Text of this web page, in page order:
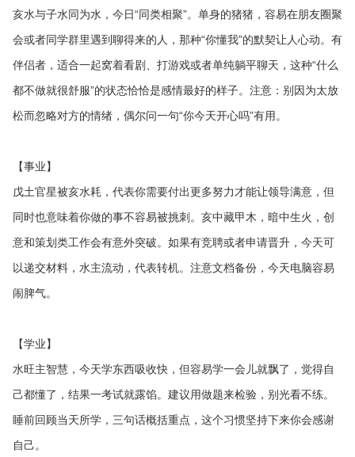
亥水与子水同为水，今日“同类相聚”。单身的猪猪，容易在朋友圈聚
会或者同学群里遇到聊得来的人，那种“你懂我”的默契让人心动。有
伴侣者，适合一起窝着看剧、打游戏或者单纯躺平聊天，这种“什么
都不做就很舒服”的状态恰恰是感情最好的样子。注意：别因为太放
松而忽略对方的情绪，偶尔问一句“你今天开心吗”有用。
【事业】
戊土官星被亥水耗，代表你需要付出更多努力才能让领导满意，但
同时也意味着你做的事不容易被挑刺。亥中藏甲木，暗中生火，创
意和策划类工作会有意外突破。如果有竞聘或者申请晋升，今天可
以递交材料，水主流动，代表转机。注意文档备份，今天电脑容易
闹脾气。
【学业】
水旺主智慧，今天学东西吸收快，但容易学一会儿就飘了，觉得自
己都懂了，结果一考试就露馅。建议用做题来检验，别光看不练。
睡前回顾当天所学，三句话概括重点，这个习惯坚持下来你会感谢
自己。